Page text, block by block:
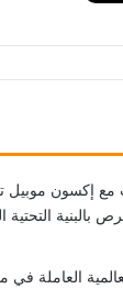
مع إكسون موبيل
بالبنية التحتية